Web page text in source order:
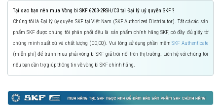
Tại sao bạn nên mua Vòng bi SKF 6203-2RSH/C3 tại Đại lý uỷ quyền SKF ?
Chúng tôi là Đại lý ủy quyền SKF tại Việt Nam (SKF Authorized Distributor). Tất cả các sản
phẩm SKF được chúng tôi phân phối đều là sản phẩm chính hãng SKF, có đầy đủ giấy tờ
chứng minh xuất xứ và chất lượng (CO,CQ). Vui lòng sử dụng phần mềmSKF Authenticate
(miễn phí) để tránh mua phải vòng bi SKF giả trôi nổi trên thị trường. Liên hệ với chúng tôi
nếu bạn cần trợ giúp thông tin về vòng bi SKF chính hãng.